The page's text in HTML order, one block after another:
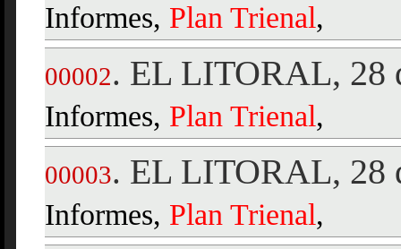
Informes, Plan Trienal,
00002. EL LITORAL, 28
Informes, Plan Trienal,
00003. EL LITORAL, 28
Informes, Plan Trienal,